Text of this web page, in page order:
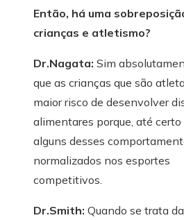
Então, há uma
crianças e atletismo?
Dr.Nagata: Sim
que as crianças que são
maior risco de desenvolver
alimentares porque, até
alguns desses
normalizados nos esportes
competitivos.
Dr.Smith: Quando se trata